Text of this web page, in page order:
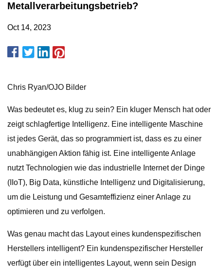
Metallverarbeitungsbetrieb?
Oct 14, 2023
Chris Ryan/OJO Bilder
Was bedeutet es, klug zu sein? Ein kluger Mensch hat oder
zeigt schlagfertige Intelligenz. Eine intelligente Maschine
ist jedes Gerät, das so programmiert ist, dass es zu einer
unabhängigen Aktion fähig ist. Eine intelligente Anlage
nutzt Technologien wie das industrielle Internet der Dinge
(IIoT), Big Data, künstliche Intelligenz und Digitalisierung,
um die Leistung und Gesamteffizienz einer Anlage zu
optimieren und zu verfolgen.
Was genau macht das Layout eines kundenspezifischen
Herstellers intelligent? Ein kundenspezifischer Hersteller
verfügt über ein intelligentes Layout, wenn sein Design